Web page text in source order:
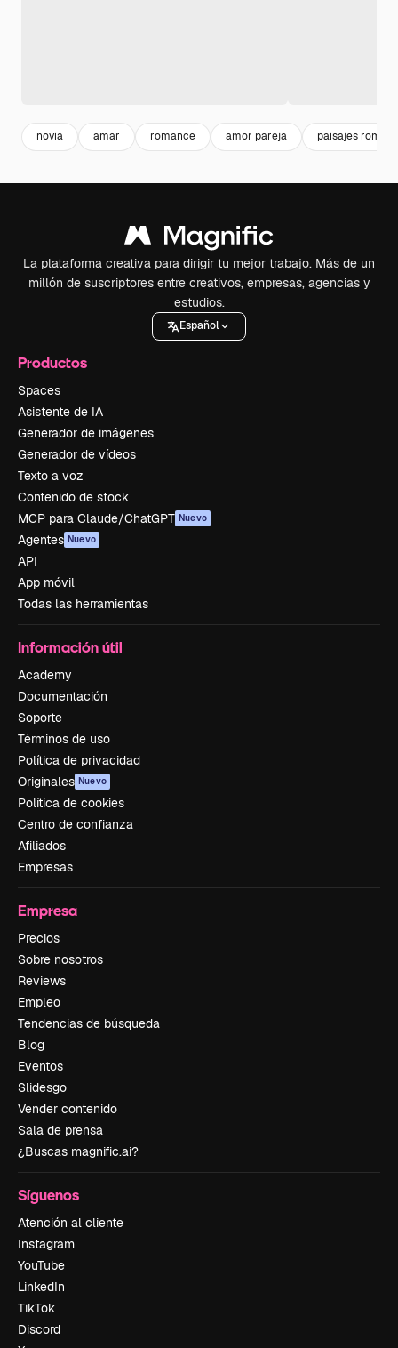
novia amar romance amor pareja paisajes
La plataforma creativa para dirigir tu mejor trabajo. Más de un
millón de suscriptores entre creativos, empresas, agencias y
estudios.
Español
Productos
Spaces
Asistente de IA
Generador de imágenes
Generador de vídeos
Texto a voz
Contenido de stock
MCP para Claude/ChatGPT Nuevo
Agentes Nuevo
API
App móvil
Todas las herramientas
Información útil
Academy
Documentación
Soporte
Términos de uso
Política de privacidad
Originales Nuevo
Política de cookies
Centro de confianza
Afiliados
Empresas
Empresa
Precios
Sobre nosotros
Reviews
Empleo
Tendencias de búsqueda
Blog
Eventos
Slidesgo
Vender contenido
Sala de prensa
¿Buscas magnific.ai?
Síguenos
Atención al cliente
Instagram
YouTube
LinkedIn
TikTok
Discord